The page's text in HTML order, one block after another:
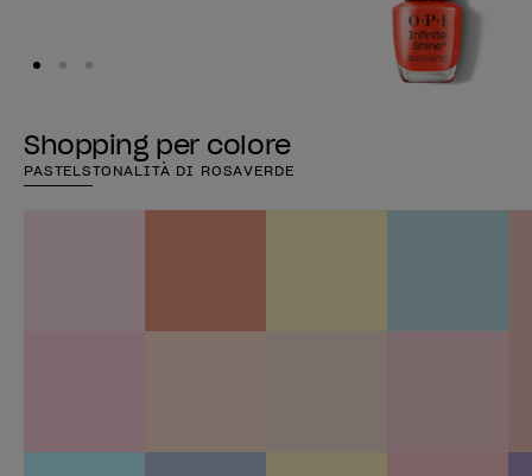
Shopping per colore
PASTELSTONALITÀ DI ROSAVERDE